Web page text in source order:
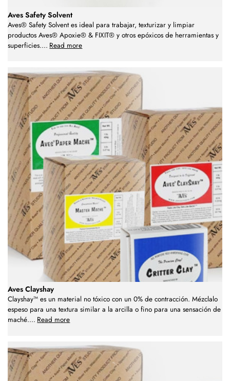
Aves Safety Solvent
Aves® Safety Solvent es ideal para trabajar, texturizar y limpiar
productos Aves® Apoxie® & FIXIT® y otros epóxicos de herramientas y
superficies.... Read more
Aves Clayshay
Clayshay™ es un material no tóxico con un 0% de contracción. Mézclalo
espeso para una textura similar a la arcilla o fino para una sensación de
maché.... Read more